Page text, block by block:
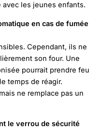
les jeunes enfants.
en cas de fumée
Cependant, ils ne
son four. Une
pourrait prendre feu
temps de réagir.
ne remplace pas un
le verrou de sécurité